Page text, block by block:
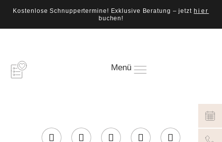
Kostenlose Schnuppertermine! Exklusive Beratung – jetzt hier
buchen!
Menü